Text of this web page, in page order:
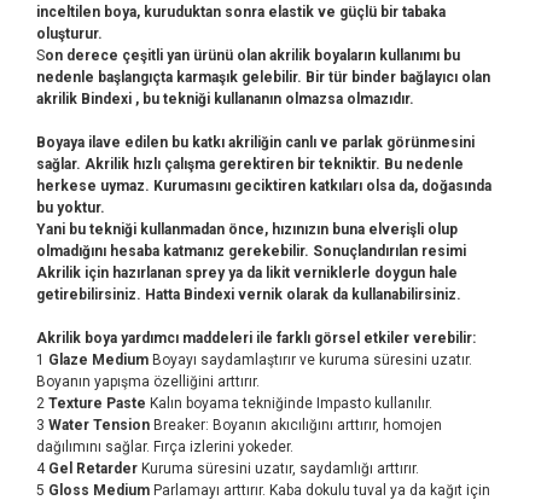
inceltilen boya, kuruduktan sonra elastik ve güçlü bir tabaka
oluşturur.
Son derece çeşitli yan ürünü olan akrilik boyaların kullanımı bu
nedenle başlangıçta karmaşık gelebilir. Bir tür binder bağlayıcı olan
akrilik Bindexi , bu tekniği kullananın olmazsa olmazıdır.
Boyaya ilave edilen bu katkı akriliğin canlı ve parlak görünmesini
sağlar. Akrilik hızlı çalışma gerektiren bir tekniktir. Bu nedenle
herkese uymaz. Kurumasını geciktiren katkıları olsa da, doğasında
bu yoktur.
Yani bu tekniği kullanmadan önce, hızınızın buna elverişli olup
olmadığını hesaba katmanız gerekebilir. Sonuçlandırılan resimi
Akrilik için hazırlanan sprey ya da likit verniklerle doygun hale
getirebilirsiniz. Hatta Bindexi vernik olarak da kullanabilirsiniz.
Akrilik boya yardımcı maddeleri ile farklı görsel etkiler verebilir:
1 Glaze Medium Boyayı saydamlaştırır ve kuruma süresini uzatır.
Boyanın yapışma özelliğini arttırır.
2 Texture Paste Kalın boyama tekniğinde Impasto kullanılır.
3 Water Tension Breaker: Boyanın akıcılığını arttırır, homojen
dağılımını sağlar. Fırça izlerini yokeder.
4 Gel Retarder Kuruma süresini uzatır, saydamlığı arttırır.
5 Gloss Medium Parlamayı arttırır. Kaba dokulu tuval ya da kağıt için